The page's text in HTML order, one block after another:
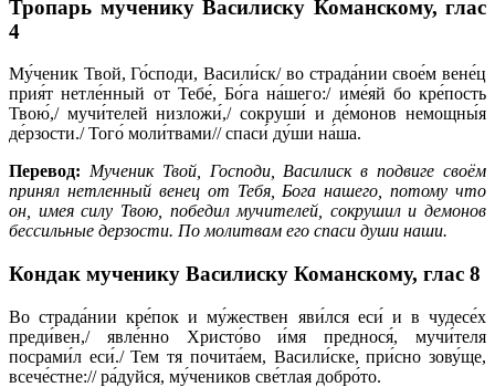
Тропарь мученику Василиску Команскому, глас
4
Му́ченик Твой, Го́споди, Васили́ск/ во страда́нии свое́м вене́ц
прия́т нетле́нный от Тебе́, Бо́га на́шего:/ име́яй бо кре́пость
Твою́,/ мучи́телей низложи́,/ сокруши́ и де́монов немощны́я
де́рзости./ Того́ моли́твами// спаси́ ду́ши на́ша.
Перевод: Мученик Твой, Господи, Василиск в подвиге своём
принял нетленный венец от Тебя, Бога нашего, потому что
он, имея силу Твою, победил мучителей, сокрушил и демонов
бессильные дерзости. По молитвам его спаси души наши.
Кондак мученику Василиску Команскому, глас 8
Во страда́нии кре́пок и му́жествен яви́лся еси́ и в чудесе́х
преди́вен,/ явле́нно Христо́во и́мя преднося́, мучи́теля
посрами́л еси́./ Тем тя почита́ем, Васили́ске, при́сно зову́ще,
всече́стне:// ра́дуйся, му́чеников све́тлая добро́то.